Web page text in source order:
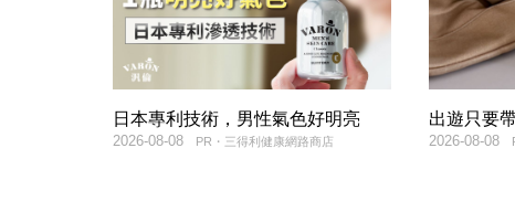
日本專利技術，男性氣色好明亮
PR・三得利健康網路商店
2026-08-08
出遊只要
2026-08-08